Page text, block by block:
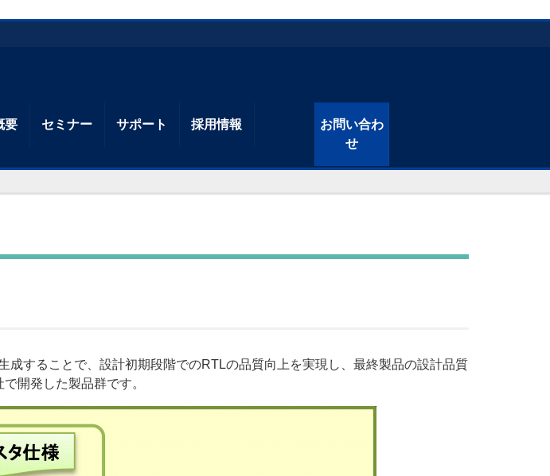
要 セミナー サポート 採用情報
お問い合わ
せ
することで、設計初期段階でのRTLの品質向上を実現し、最終製品の設計品質
開発した製品群です。